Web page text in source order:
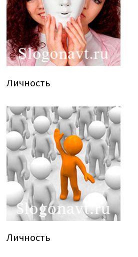
Личность
Личность